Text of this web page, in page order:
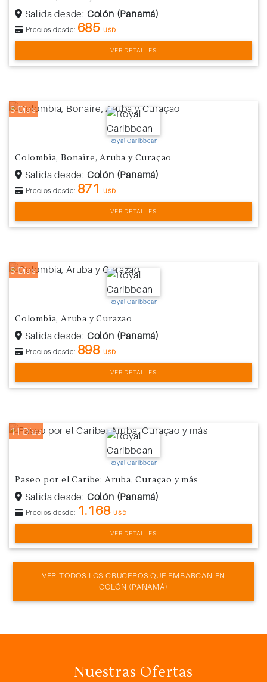
Salida desde: Colón (Panamá)
Precios desde: 685 USD
VER DETALLES
8 Días
Royal Caribbean
Colombia, Bonaire, Aruba y Curaçao
Salida desde: Colón (Panamá)
Precios desde: 871 USD
VER DETALLES
8 Días
Royal Caribbean
Colombia, Aruba y Curazao
Salida desde: Colón (Panamá)
Precios desde: 898 USD
VER DETALLES
11 Días
Royal Caribbean
Paseo por el Caribe: Aruba, Curaçao y más
Salida desde: Colón (Panamá)
Precios desde: 1.168 USD
VER DETALLES
VER TODOS LOS CRUCEROS QUE EMBARCAN EN
COLÓN (PANAMÁ)
Nuestras Ofertas